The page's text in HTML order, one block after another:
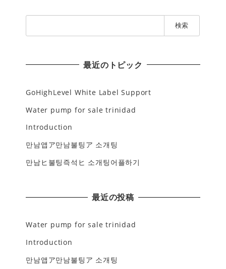
索
最近のトピック
GoHighLevel White Label Support
Water pump for sale trinidad
Introduction
만남앱ア만남불팅ア 소개팅
만남ヒ불팅즉석ヒ 소개팅어플하기
最近の投稿
Water pump for sale trinidad
Introduction
만남앱ア만남불팅ア 소개팅